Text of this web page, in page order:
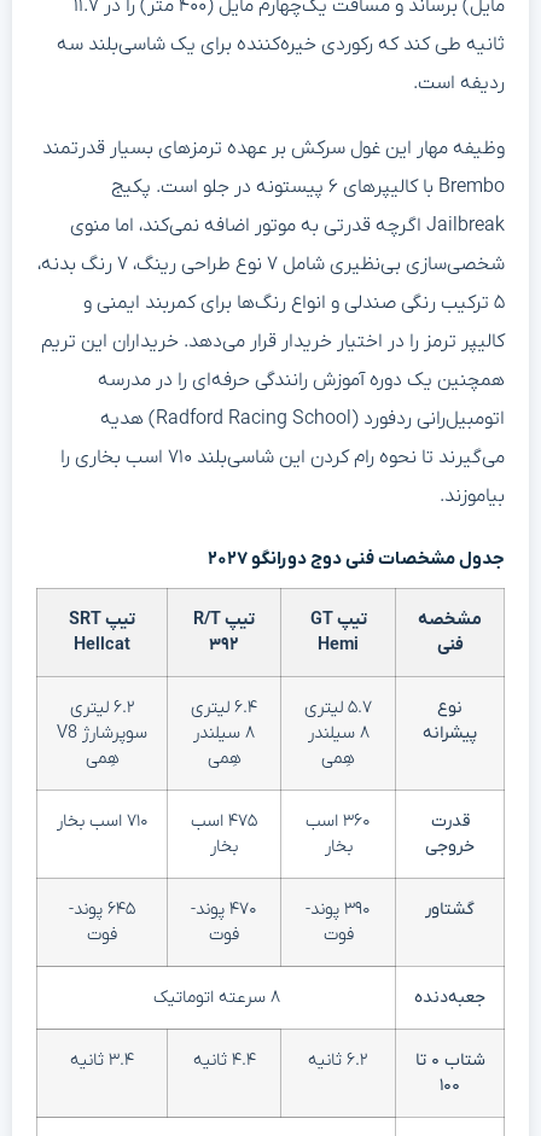
مایل) برساند و مسافت یک‌چهارم مایل (۴۰۰ متر) را در ۱۱.۷
ثانیه طی کند که رکوردی خیره‌کننده برای یک شاسی‌بلند سه
ردیفه است.
وظیفه مهار این غول سرکش بر عهده ترمزهای بسیار قدرتمند
Brembo با کالیپرهای ۶ پیستونه در جلو است. پکیج
Jailbreak اگرچه قدرتی به موتور اضافه نمی‌کند، اما منوی
شخصی‌سازی بی‌نظیری شامل ۷ نوع طراحی رینگ، ۷ رنگ بدنه،
۵ ترکیب رنگی صندلی و انواع رنگ‌ها برای کمربند ایمنی و
کالیپر ترمز را در اختیار خریدار قرار می‌دهد. خریداران این تریم
همچنین یک دوره آموزش رانندگی حرفه‌ای را در مدرسه
اتومبیل‌رانی ردفورد (Radford Racing School) هدیه
می‌گیرند تا نحوه رام کردن این شاسی‌بلند ۷۱۰ اسب بخاری را
بیاموزند.
جدول مشخصات فنی دوج دورانگو ۲۰۲۷
مشخصه
فنی
تیپ GT
Hemi
تیپ R/T
۳۹۲
تیپ SRT
Hellcat
نوع
پیشرانه
۵.۷ لیتری
۸ سیلندر
هِمی
۶.۴ لیتری
۸ سیلندر
هِمی
۶.۲ لیتری
سوپرشارژ V8
هِمی
قدرت
خروجی
۳۶۰ اسب
بخار
۴۷۵ اسب
بخار
۷۱۰ اسب بخار
گشتاور
۳۹۰ پوند-
فوت
۴۷۰ پوند-
فوت
۶۴۵ پوند-
فوت
جعبه‌دنده ۸ سرعته اتوماتیک
شتاب ۰ تا
۱۰۰
۶.۲ ثانیه ۴.۴ ثانیه ۳.۴ ثانیه